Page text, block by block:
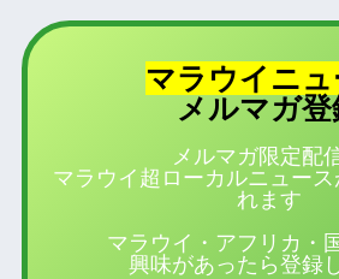
マラウイニュ
メルマガ登
メルマガ限定配
マラウイ超ローカルニュース
れます
マラウイ・アフリカ・
興味があったら登録